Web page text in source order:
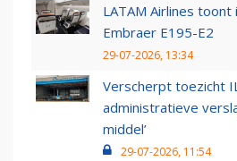
LATAM Airlines
Embraer E195-E2
29-07-2026, 13:34
Verscherpt toezicht
administratieve
middel’
29-07-2026, 11:54